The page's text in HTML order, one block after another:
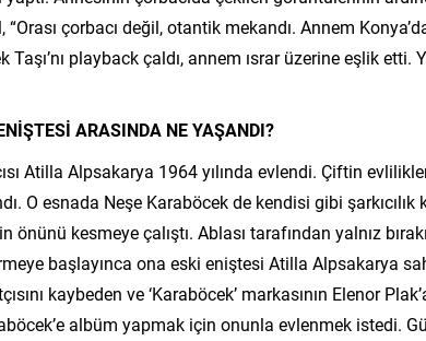
“Orası çorbacı değil, otantik mekandı. Annem
Taşı’nı playback çaldı, annem ısrar üzerine eşlik etti.
ARASINDA NE YAŞANDI?
Atilla Alpsakarya 1964 yılında evlendi. Çiftin
O esnada Neşe Karaböcek de kendisi gibi
önünü kesmeye çalıştı. Ablası tarafından yalnız
başlayınca ona eski eniştesi Atilla Alpsakarya
kaybeden ve ‘Karaböcek’ markasının Elenor
albüm yapmak için onunla evlenmek istedi.